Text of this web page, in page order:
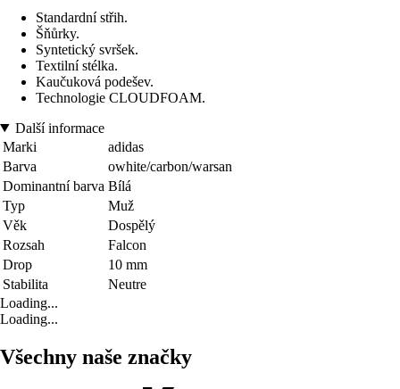
Standardní střih.
Šňůrky.
Syntetický svršek.
Textilní stélka.
Kaučuková podešev.
Technologie CLOUDFOAM.
Další informace
Marki
adidas
Barva
owhite/carbon/warsan
Dominantní barva Bílá
Typ
Muž
Věk
Dospělý
Rozsah
Falcon
Drop
10 mm
Stabilita
Neutre
Loading...
Loading...
Všechny naše značky